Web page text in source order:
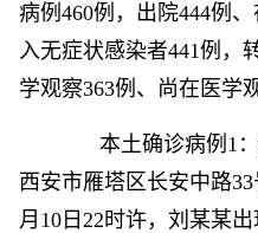
病例460例，出院444例
入无症状感染者441例，
学观察363例、尚在医学
本土确诊病例1：
西安市雁塔区长安中路
月10日22时许，刘某某